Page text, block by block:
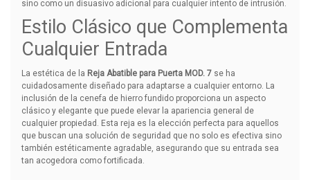
sino como un disuasivo adicional para cualquier intento de intrusión.
Estilo Clásico que Complementa
Cualquier Entrada
La estética de la Reja Abatible para Puerta MOD. 7se ha
cuidadosamente diseñado para adaptarse a cualquier entorno. La
inclusión de la cenefa de hierro fundido proporciona un aspecto
clásico y elegante que puede elevar la apariencia general de
cualquier propiedad. Esta reja es la elección perfecta para aquellos
que buscan una solución de seguridad que no solo es efectiva sino
también estéticamente agradable, asegurando que su entrada sea
tan acogedora como fortificada.